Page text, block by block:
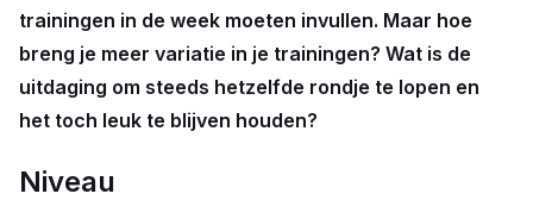
trainingen in de week moeten invullen. Maar hoe
breng je meer variatie in je trainingen? Wat is de
uitdaging om steeds hetzelfde rondje te lopen en
het toch leuk te blijven houden?
Niveau